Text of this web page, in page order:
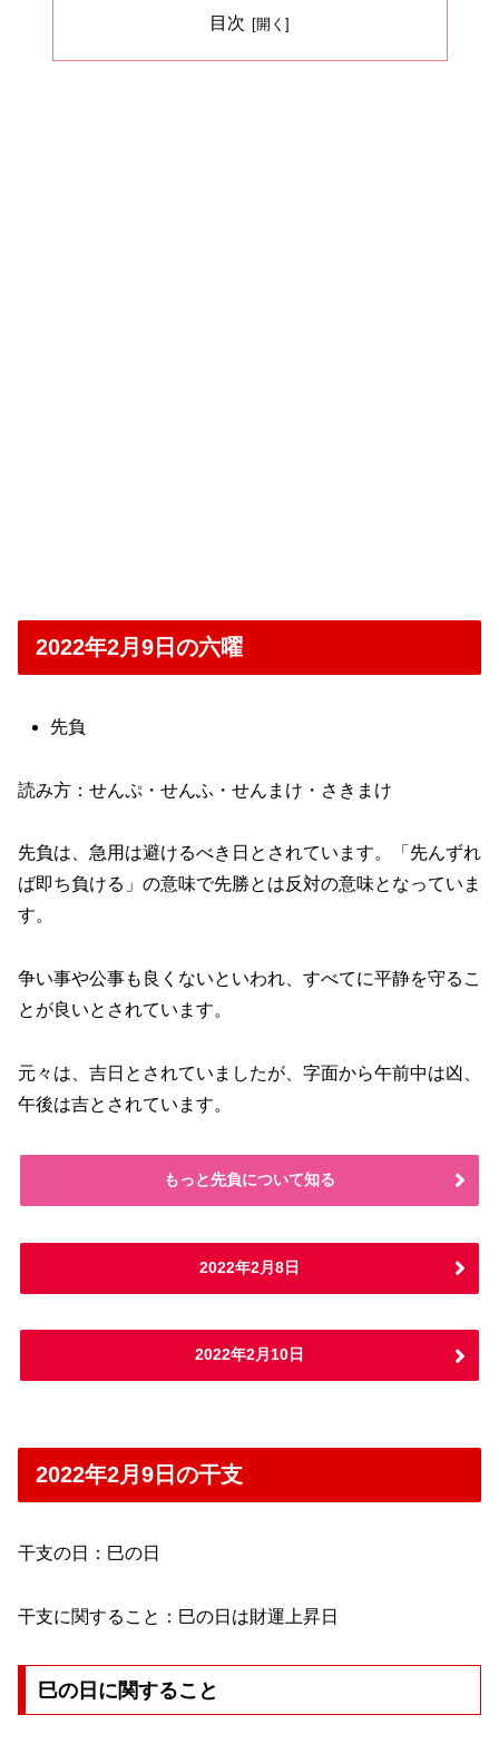
目次
2022年2月9日の六曜
先負
読み方：せんぷ・せんふ・せんまけ・さきまけ
先負は、急用は避けるべき日とされています。「先んずれ
ば即ち負ける」の意味で先勝とは反対の意味となっていま
す。
争い事や公事も良くないといわれ、すべてに平静を守るこ
とが良いとされています。
元々は、吉日とされていましたが、字面から午前中は凶、
午後は吉とされています。
もっと先負について知る
2022年2月8日
2022年2月10日
2022年2月9日の干支
干支の日：巳の日
干支に関すること：巳の日は財運上昇日
巳の日に関すること